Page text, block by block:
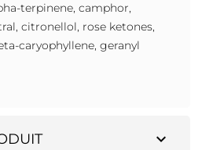
terpinene, camphor,
citronellol, rose ketones,
caryophyllene, geranyl
expand_more